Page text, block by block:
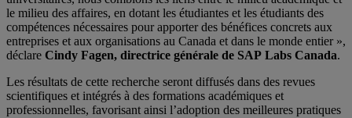
le milieu des affaires, en dotant les étudiantes et les étudiants des
compétences nécessaires pour apporter des bénéfices concrets aux
entreprises et aux organisations au Canada et dans le monde entier »,
déclare Cindy Fagen, directrice générale de SAP Labs Canada.
Les résultats de cette recherche seront diffusés dans des revues
scientifiques et intégrés à des formations académiques et
professionnelles, favorisant ainsi l’adoption des meilleures pratiques